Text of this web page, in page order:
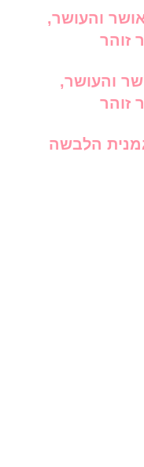
והעושר,
זוהר
והעושר,
זוהר
הלבשה